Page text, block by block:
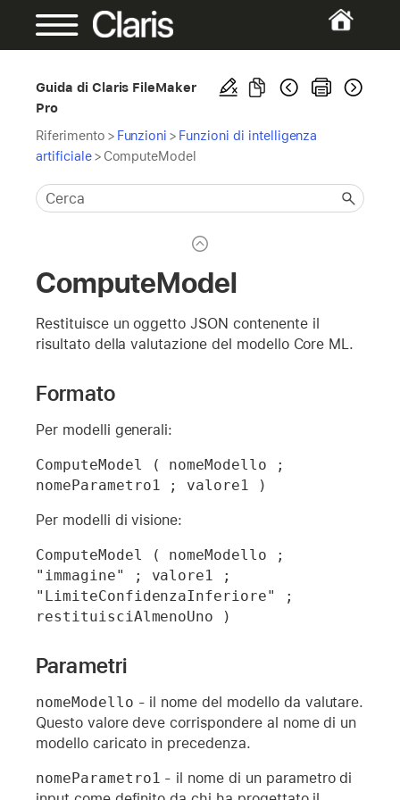
Guida di Claris FileMaker
Pro
Riferimento > Funzioni > Funzioni di intelligenza
artificiale > ComputeModel
ComputeModel
Restituisce un oggetto JSON contenente il
risultato della valutazione del modello Core ML.
Formato
Per modelli generali:
ComputeModel ( nomeModello ;
nomeParametro1 ; valore1 )
Per modelli di visione:
ComputeModel ( nomeModello ;
"immagine" ; valore1 ;
"LimiteConfidenzaInferiore" ;
Parametri
nomeModello - il nome del modello da valutare.
Questo valore deve corrispondere al nome di un
modello caricato in precedenza.
nomeParametro1 - il nome di un parametro di